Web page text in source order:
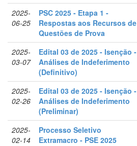
2025-
06-25
PSC 2025 - Etapa 1 -
Respostas aos Recursos de
Questões de Prova
2025-
03-07
Edital 03 de 2025 - Isenção -
Análises de Indeferimento
(Definitivo)
2025-
02-26
Edital 03 de 2025 - Isenção -
Análises de Indeferimento
(Preliminar)
2025-
02-14
Processo Seletivo
Extramacro - PSE 2025